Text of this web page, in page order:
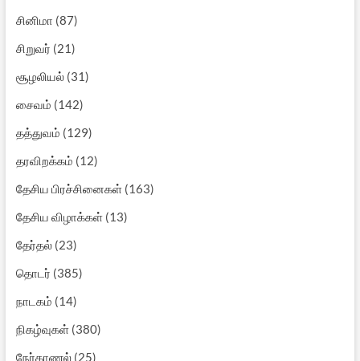
சினிமா (87)
சிறுவர் (21)
சூழலியல்(31)
சைவம் (142)
தத்துவம் (129)
தரவிறக்கம் (12)
தேசிய பிரச்சினைகள்(163)
தேசிய விழாக்கள்(13)
தேர்தல்(23)
தொடர் (385)
நாடகம் (14)
நிகழ்வுகள்(380)
நேர்காணல்(25)